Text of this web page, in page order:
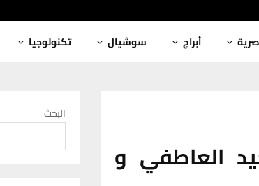
أبراج سوشيال تكنولوجيا
العاطفي و
البحث